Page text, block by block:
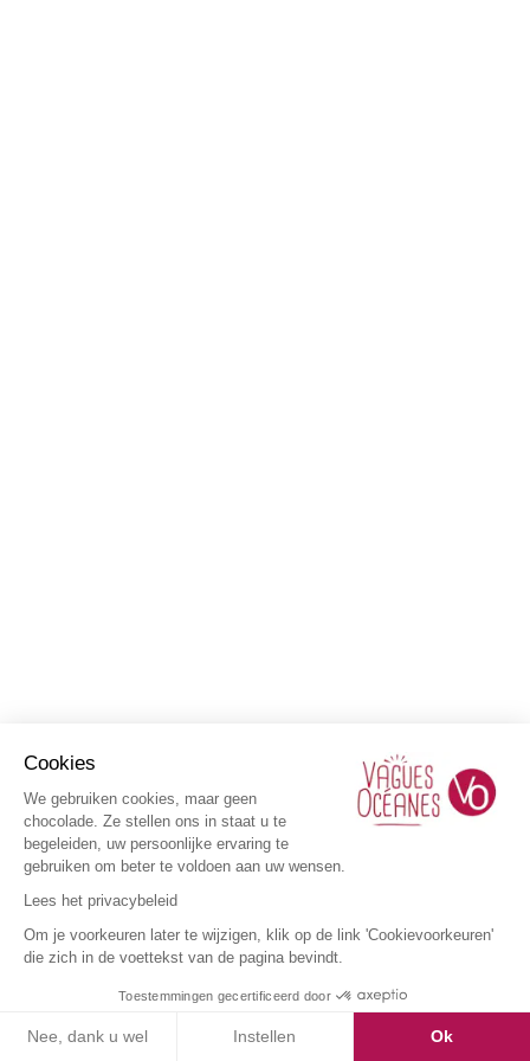
Cookies
We gebruiken cookies, maar geen
chocolade. Ze stellen ons in staat u te
begeleiden, uw persoonlijke ervaring te
gebruiken om beter te voldoen aan uw wensen.
Lees het privacybeleid
Om je voorkeuren later te wijzigen, klik op de link 'Cookievoorkeuren'
die zich in de voettekst van de pagina bevindt.
Toestemmingen gecertificeerd door
Nee, dank u wel Instellen Ok